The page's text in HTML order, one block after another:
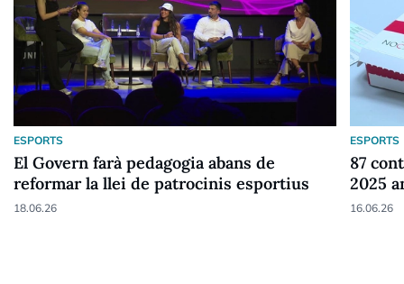
ESPORTS
El Govern farà pedagogia abans de
reformar la llei de patrocinis esportius
18.06.26
ESPORTS
87
2025
16.06.26